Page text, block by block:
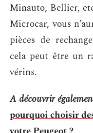
Minauto, Bellier,
Microcar, vous
pièces de
cela peut être un
vérins.
A découvrir
pourquoi choisir